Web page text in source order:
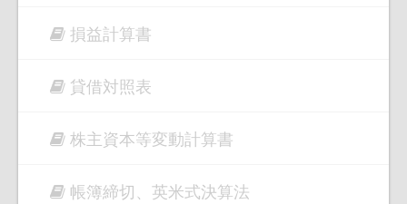
損益計算書
貸借対照表
株主資本等変動計算書
帳簿締切、英米式決算法